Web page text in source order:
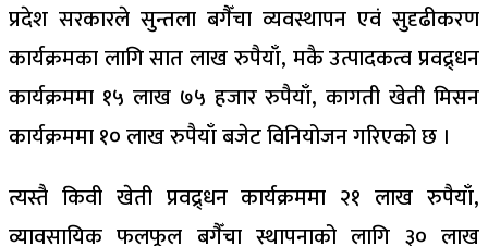
प्रदेश सरकारले सुन्तला बगैँचा व्यवस्थापन एवं सुदृढीकरण
कार्यक्रमका लागि सात लाख रुपैयाँ, मकै उत्पादकत्व प्रवद्र्धन
कार्यक्रममा १५ लाख ७५ हजार रुपैयाँ, कागती खेती मिसन
कार्यक्रममा १० लाख रुपैयाँ बजेट विनियोजन गरिएको छ ।
त्यस्तै किवी खेती प्रवद्र्धन कार्यक्रममा २१ लाख रुपैयाँ,
व्यावसायिक फलफूल बगैँचा स्थापनाको लागि ३० लाख